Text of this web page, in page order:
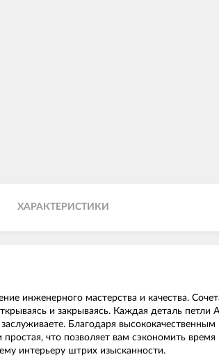
ХАРАКТЕРИСТИКИ
инженерного мастерства и качества.
и закрываясь. Каждая деталь петли
Благодаря
что позволяет вам сэкономить
интерьеру штрих изысканности.